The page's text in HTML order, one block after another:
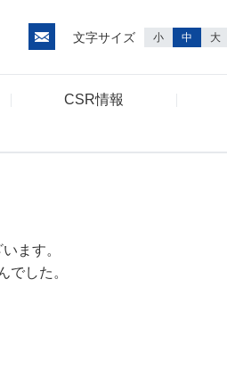
文字サイズ 小 中 大
CSR情報
ます。
でした。